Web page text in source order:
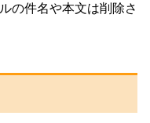
の件名や本文は削除さ